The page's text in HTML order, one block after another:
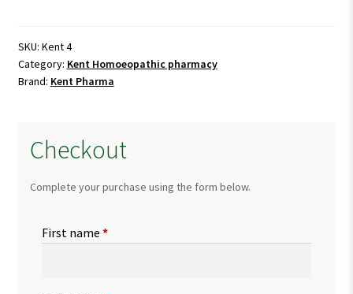
Diabetes
quantity
SKU: Kent 4
Category: Kent Homoeopathic pharmacy
Brand: Kent Pharma
Checkout
Complete your purchase using the form below.
First name *